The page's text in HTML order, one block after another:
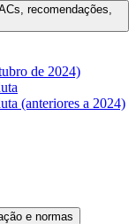
recomendações,
de 2024)
(anteriores a 2024)
e normas